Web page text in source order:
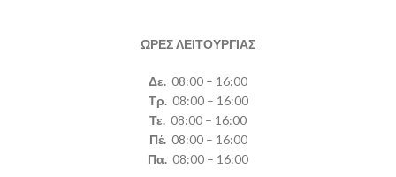
ΩΡΕΣ ΛΕΙΤΟΥΡΓΙΑΣ
Δε. 08:00 – 16:00
Τρ. 08:00 – 16:00
Τε. 08:00 – 16:00
Πέ.08:00 – 16:00
Πα. 08:00 – 16:00